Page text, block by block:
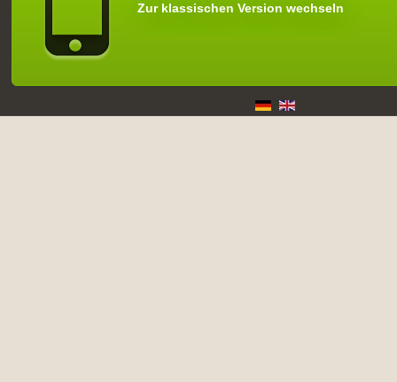
Zur klassischen Version wechseln